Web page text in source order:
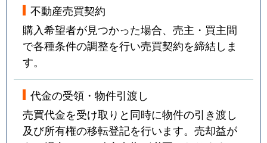
不動産売買契約
購入希望者が見つかった場合、売主・買主間
で各種条件の調整を行い売買契約を締結しま
す。
代金の受領・物件引渡し
売買代金を受け取りと同時に物件の引き渡し
及び所有権の移転登記を行います。売却益が